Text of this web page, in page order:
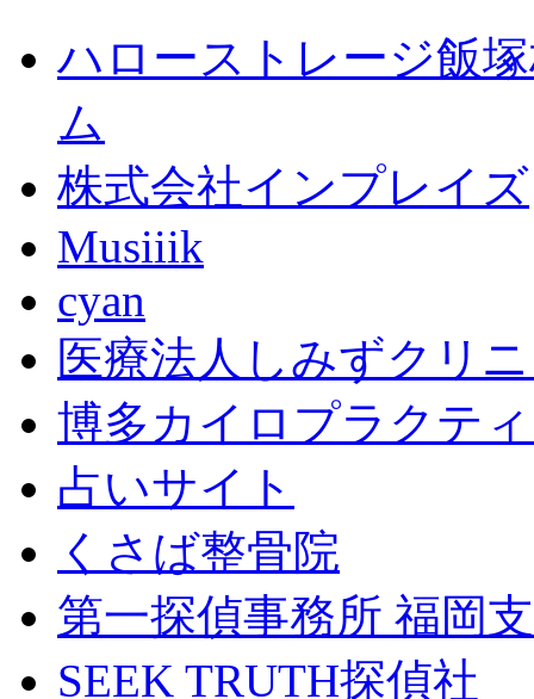
ハローストレージ飯
ム
株式会社インプレイズ
Musiiik
cyan
医療法人しみずクリ
博多カイロプラクテ
占いサイト
くさば整骨院
第一探偵事務所 福岡
SEEK TRUTH探偵社